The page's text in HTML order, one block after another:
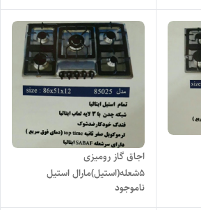
اجاق گاز رومیزی
۵شعله(استیل)مارال استیل
مدل۸۵۰۲۵
ناموجود